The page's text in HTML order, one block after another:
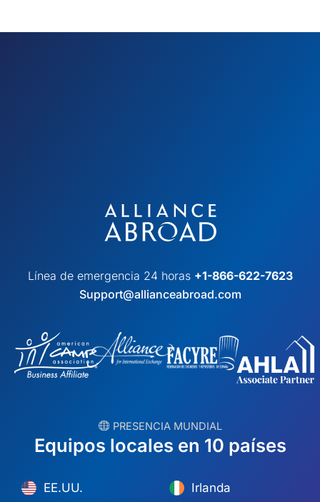
Línea de emergencia 24 horas +1-866-622-7623
Support@allianceabroad.com
︎ PRESENCIA MUNDIAL
Equipos locales en 10 países
EE.UU. Irlanda